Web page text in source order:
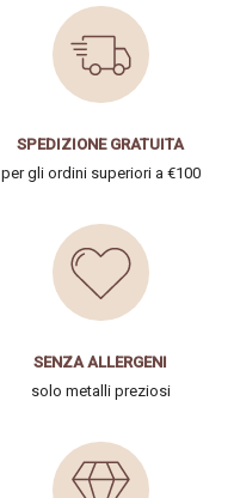
SPEDIZIONE GRATUITA
per gli ordini superiori a €100
SENZA ALLERGENI
solo metalli preziosi